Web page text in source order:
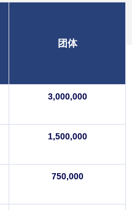
团体
3,000,000
1,500,000
750,000